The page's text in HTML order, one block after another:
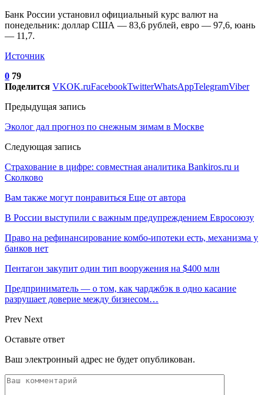
Банк России установил официальный курс валют на
понедельник: доллар США — 83,6 рублей, евро — 97,6, юань
— 11,7.
Источник
0 79
Поделится VKOK.ruFacebookTwitterWhatsAppTelegramViber
Предыдущая запись
Эколог дал прогноз по снежным зимам в Москве
Следующая запись
Страхование в цифре: совместная аналитика Bankiros.ru и
Сколково
Вам также могут понравиться Еще от автора
В России выступили с важным предупреждением Евросоюзу
Право на рефинансирование комбо-ипотеки есть, механизма у
банков нет
Пентагон закупит один тип вооружения на $400 млн
Предприниматель — о том, как чарджбэк в одно касание
разрушает доверие между бизнесом…
Prev Next
Оставьте ответ
Ваш электронный адрес не будет опубликован.